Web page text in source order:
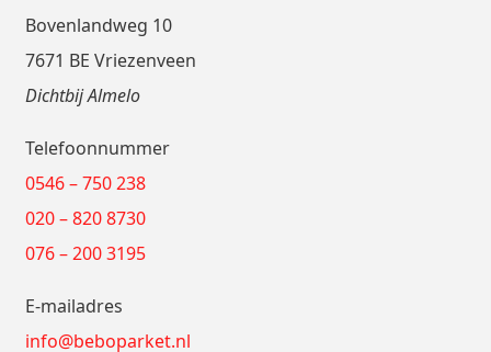
Bovenlandweg 10
7671 BE Vriezenveen
Dichtbij Almelo
Telefoonnummer
0546 – 750 238
020 – 820 8730
076 – 200 3195
E-mailadres
info@beboparket.nl